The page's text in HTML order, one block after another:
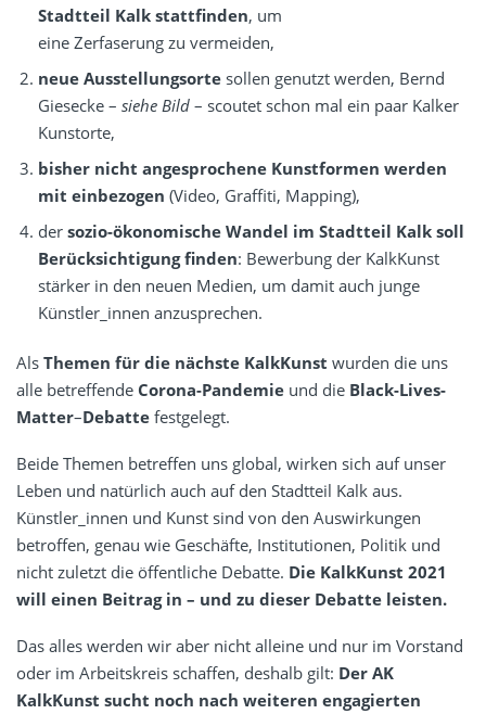
Stadtteil Kalk stattfinden, um
eine Zerfaserung zu vermeiden,
neue Ausstellungsorte sollen genutzt werden, Bernd
Giesecke – siehe Bild – scoutet schon mal ein paar Kalker
Kunstorte,
bisher nicht angesprochene Kunstformen werden
mit einbezogen (Video, Graffiti, Mapping),
der sozio-ökonomische Wandel im Stadtteil Kalk soll
Berücksichtigung finden: Bewerbung der KalkKunst
stärker in den neuen Medien, um damit auch junge
Künstler_innen anzusprechen.
Als Themen für die nächste KalkKunst wurden die uns
alle betreffende Corona-Pandemie und die Black-Lives-
Matter–Debatte festgelegt.
Beide Themen betreffen uns global, wirken sich auf unser
Leben und natürlich auch auf den Stadtteil Kalk aus.
Künstler_innen und Kunst sind von den Auswirkungen
betroffen, genau wie Geschäfte, Institutionen, Politik und
nicht zuletzt die öffentliche Debatte. Die KalkKunst 2021
will einen Beitrag in – und zu dieser Debatte leisten.
Das alles werden wir aber nicht alleine und nur im Vorstand
oder im Arbeitskreis schaffen, deshalb gilt: Der AK
KalkKunst sucht noch nach weiteren engagierten